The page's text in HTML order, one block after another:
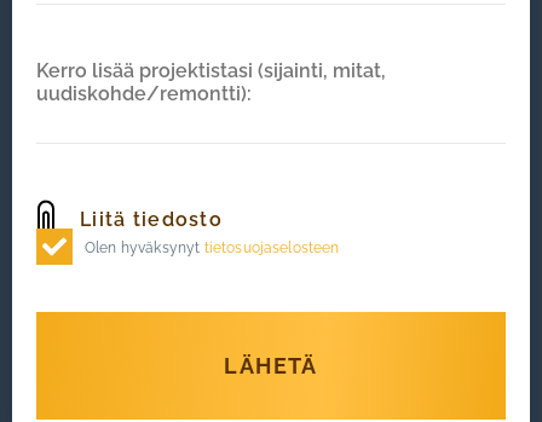
Olen hyväksynyt tietosuojaselosteen
LÄHETÄ